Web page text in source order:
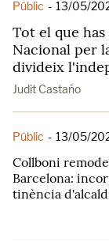
Públic - 13/05/
Tot el que
Nacional per
divideix
Judit Castaño
Públic - 13/05/
Collboni
Barcelona:
tinència